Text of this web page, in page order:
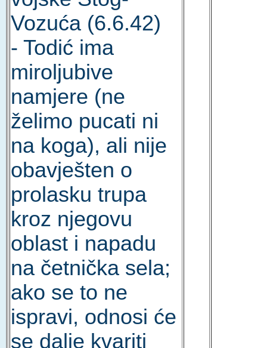
Vozuća (6.6.42)
- Todić ima
miroljubive
namjere (ne
želimo pucati ni
na koga), ali nije
obavješten o
prolasku trupa
kroz njegovu
oblast i napadu
na četnička sela;
ako se to ne
ispravi, odnosi će
se dalje kvariti